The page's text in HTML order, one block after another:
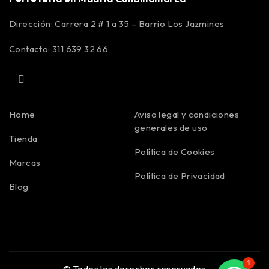
Dirección: Carrera 2 # 1 a 35 – Barrio Los Jazmines
Contacto: 311 639 32 66
Home
Tienda
Marcas
Blog
Aviso legal y condiciones
generales de uso
Política de Cookies
Política de Privacidad
1